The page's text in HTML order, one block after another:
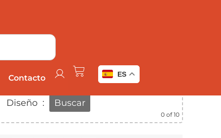
Diseño : Buscar
0of 10
Contacto ES